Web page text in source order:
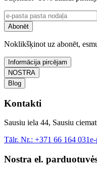
Abonēt
Noklikšķinot uz abonēt,
Informācija pircējam
NOSTRA
Blog
Kontakti
Sausiu iela 44, Sausiu
Tālr. Nr.: +371 66 164 031
Nostra el.